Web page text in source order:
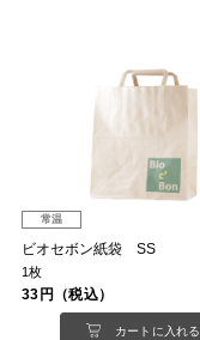
常温
ビオセボン紙袋 SS
1枚
33円（税込）
カートに入れる